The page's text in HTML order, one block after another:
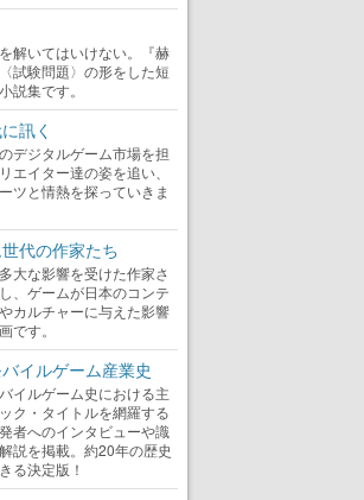
解いてはいけない。『赫
試験問題〉の形をした短
説集です。
訊く
デジタルゲーム市場を担
エイター達の姿を追い、
ツと情熱を探っていきま
代の作家たち
大な影響を受けた作家さ
、ゲームが日本のコンテ
カルチャーに与えた影響
です。
イルゲーム産業史
イルゲーム史における主
ク・タイトルを網羅する
者へのインタビューや識
説を掲載。約20年の歴史
る決定版！